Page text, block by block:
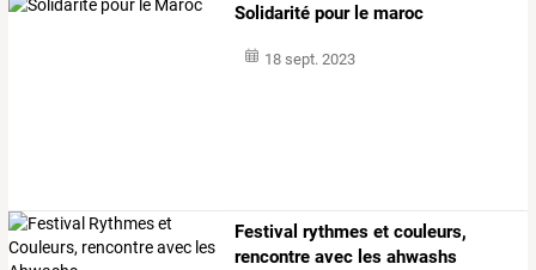
Solidarité pour le maroc
18 sept. 2023
Festival rythmes et couleurs,
rencontre avec les ahwashs